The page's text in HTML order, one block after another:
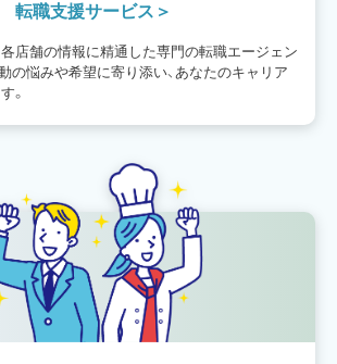
転職支援サービス
各店舗の情報に精通した専門の転職エージェン
の悩みや希望に寄り添い、あなたのキャリア
。